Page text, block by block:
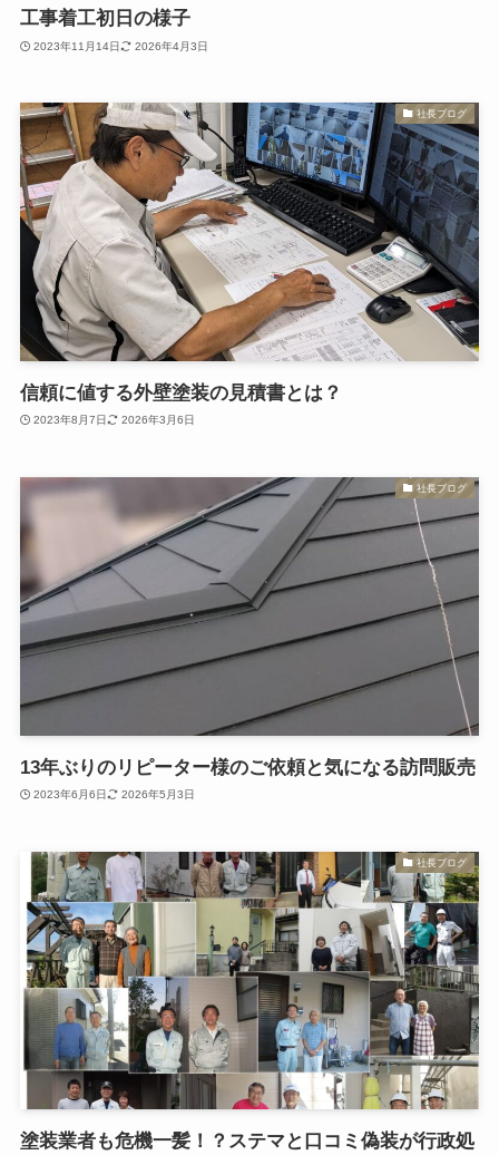
工事着工初日の様子
2023年11月14日 2026年4月3日
社長ブログ
信頼に値する外壁塗装の見積書とは？
2023年8月7日 2026年3月6日
社長ブログ
13年ぶりのリピーター様のご依頼と気になる訪問販売
2023年6月6日 2026年5月3日
社長ブログ
塗装業者も危機一髪！？ステマと口コミ偽装が行政処